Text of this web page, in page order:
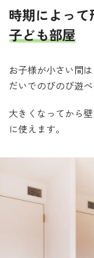
時期によって
子ども部屋
お子様が小さい間
だいでのびのび遊べ
大きくなってから
に使えます。